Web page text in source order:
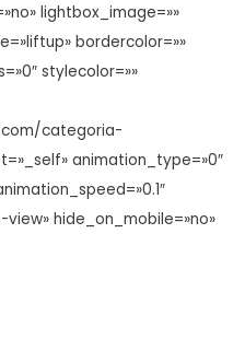
lightbox_image=»»
bordercolor=»»
stylecolor=»»
categoria-
animation_type=»0″
hide_on_mobile=»no»